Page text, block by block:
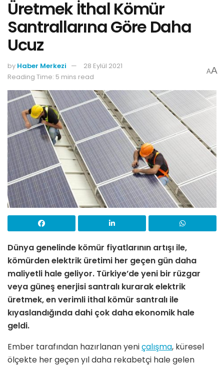
Üretmek İthal Kömür
Santrallarına Göre Daha
Ucuz
by Haber Merkezi
28 Eylül 2021
Reading Time: 5 mins read
AA
Dünya genelinde kömür fiyatlarının artışı ile,
kömürden elektrik üretimi her geçen gün daha
maliyetli hale geliyor. Türkiye’de yeni bir rüzgar
veya güneş enerjisi santralı kurarak elektrik
üretmek, en verimli ithal kömür santralı ile
kıyaslandığında dahi çok daha ekonomik hale
geldi.
Ember tarafından hazırlanan yeniçalışma, küresel
ölçekte her geçen yıl daha rekabetçi hale gelen